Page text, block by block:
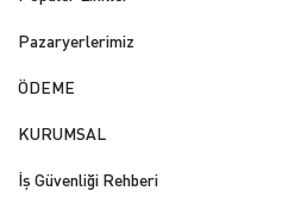
Pazaryerlerimiz
ÖDEME
KURUMSAL
İş Güvenliği Rehberi